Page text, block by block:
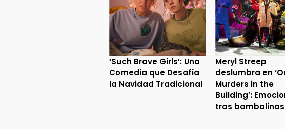
‘Such Brave Girls’: Una
Comedia que Desafía
la Navidad Tradicional
Meryl Streep
deslumbra en
Murders in the
Building’:
tras bambalinas